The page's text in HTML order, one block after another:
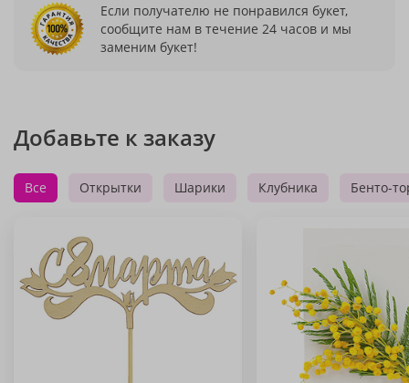
Если получателю не понравился букет,
сообщите нам в течение 24 часов и мы
заменим букет!
Добавьте к заказу
Все Открытки Шарики Клубника Бенто-